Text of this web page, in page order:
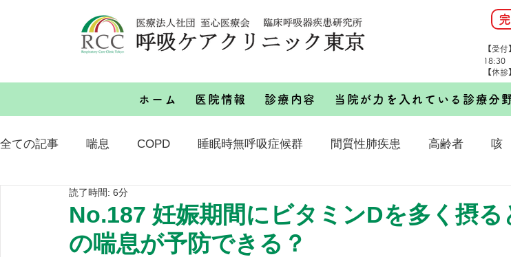
【受
18:30
【休
ホーム 医院情報 診療内容 当院が力を入れている診療分
全ての記事 喘息 COPD 睡眠時無呼吸症候群 間質性肺疾患 高齢者 咳
No.187 妊娠期間にビタミンDを多く摂る
の喘息が予防できる？
読了時間: 6分